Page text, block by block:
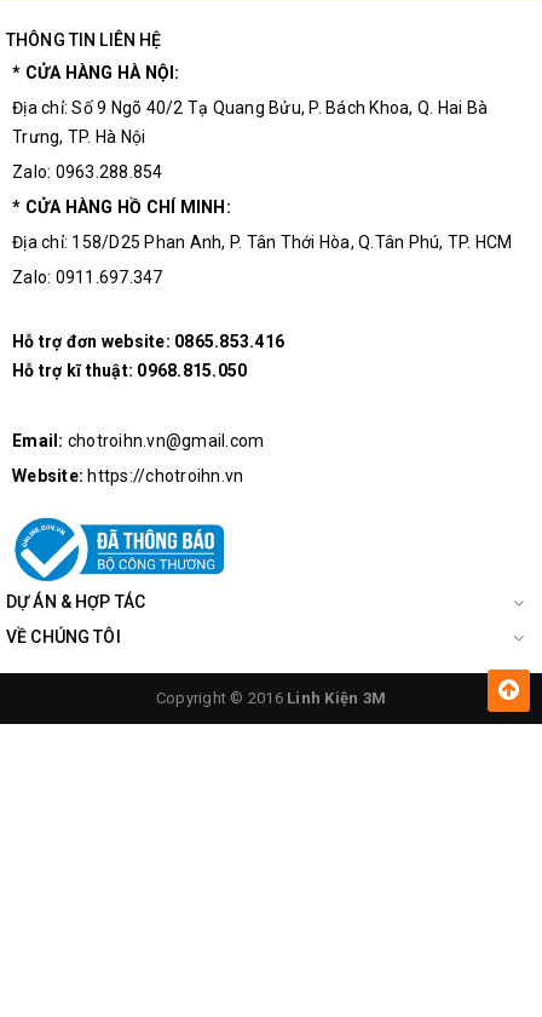
THÔNG TIN LIÊN HỆ
* CỬA HÀNG HÀ NỘI:
Địa chỉ: Số 9 Ngõ 40/2 Tạ Quang Bửu, P. Bách Khoa, Q. Hai Bà
Trưng, TP. Hà Nội
Zalo: 0963.288.854
* CỬA HÀNG HỒ CHÍ MINH:
Địa chỉ: 158/D25 Phan Anh, P. Tân Thới Hòa, Q.Tân Phú, TP. HCM
Zalo: 0911.697.347
Hỗ trợ đơn website: 0865.853.416
Hỗ trợ kĩ thuật: 0968.815.050
Email: chotroihn.vn@gmail.com
Website: https://chotroihn.vn
DỰ ÁN & HỢP TÁC
VỀ CHÚNG TÔI
Copyright © 2016 Linh Kiện 3M